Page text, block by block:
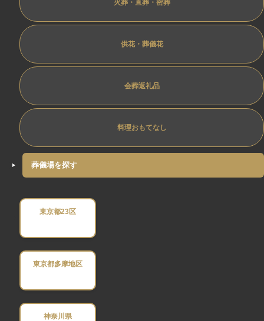
火葬・直葬・密葬
供花・葬儀花
会葬返礼品
料理おもてなし
葬儀場を探す
東京都23区
東京都多摩地区
神奈川県